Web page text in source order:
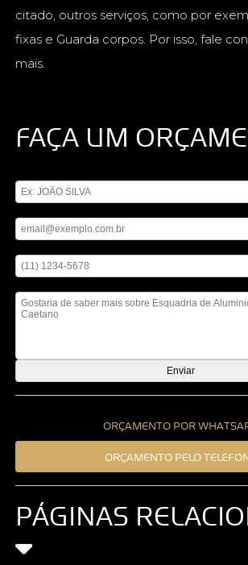
citado, outros serviços, como por
fixas e Guarda corpos. Por isso, fale
mais.
FAÇA UM
ORÇAMENTO POR
ORÇAMENTO PELO
PÁGINAS